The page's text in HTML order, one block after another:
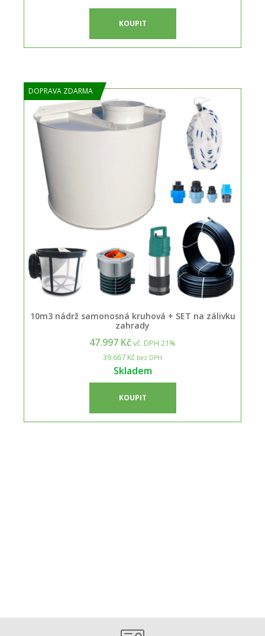
KOUPIT
DOPRAVA ZDARMA
10m3 nádrž samonosná kruhová + SET na zálivku
zahrady
47.997 Kčvč. DPH 21%
39.667 Kč bez DPH
Skladem
KOUPIT